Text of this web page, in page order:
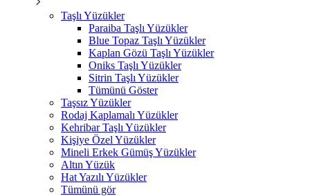
Taşlı Yüzükler
Paraiba Taşlı Yüzükler
Blue Topaz Taşlı Yüzükler
Kaplan Gözü Taşlı Yüzükler
Oniks Taşlı Yüzükler
Sitrin Taşlı Yüzükler
Tümünü Göster
Taşsız Yüzükler
Rodaj Kaplamalı Yüzükler
Kehribar Taşlı Yüzükler
Kişiye Özel Yüzükler
Mineli Erkek Gümüş Yüzükler
Altın Yüzük
Hat Yazılı Yüzükler
Tümünü gör